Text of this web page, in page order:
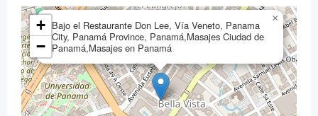
Bajo el Restaurante Don Lee, Vía Veneto, Panama
City, Panamá Province, Panamá,Masajes Ciudad de
Panamá,Masajes en Panamá
×
+
−